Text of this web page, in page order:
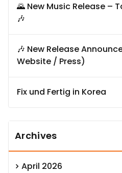
🌄 New Music Release –
🎶
🎶 New Release
Website / Press)
Fix und Fertig in Korea
Archives
April 2026